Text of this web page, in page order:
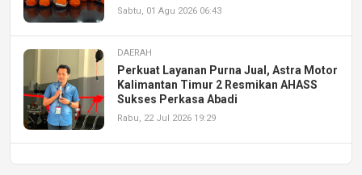
Sabtu, 01 Agu 2026 06:43
DAERAH
Perkuat Layanan Purna Jual, Astra Motor
Kalimantan Timur 2 Resmikan AHASS
Sukses Perkasa Abadi
Rabu, 22 Jul 2026 19:29